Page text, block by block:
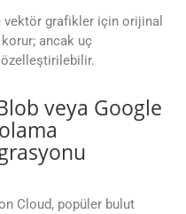
grafikler için orijinal
ancak uç
özelleştirilebilir.
veya Google
Cloud, popüler bulut